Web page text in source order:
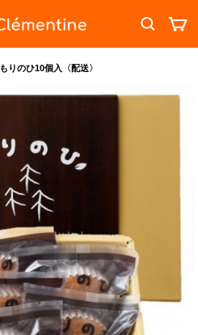
もりのひ10個入〈配送〉